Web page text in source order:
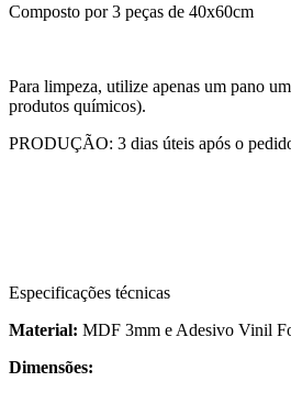
Composto por 3 peças de 40x60cm
Para limpeza, utilize apenas um pano
produtos químicos).
PRODUÇÃO: 3 dias úteis após o
Especificações técnicas
Material: MDF 3mm e Adesivo Vinil
Dimensões: